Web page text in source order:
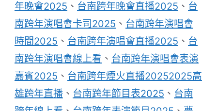
年晚會2025 、 台南跨年晚會直播2025 、 台
南跨年演唱會卡司2025 、 台南跨年演唱會
時間2025 、 台南跨年演唱會直播2025 、 台
南跨年演唱會線上看 、 台南跨年演唱會表演
嘉賓2025 、 台南跨年煙火直播20252025高
雄跨年直播 、 台南跨年節目表2025 、 台南